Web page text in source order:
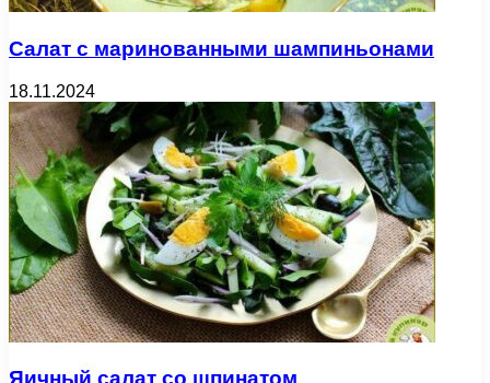
Салат с маринованными шампиньонами
18.11.2024